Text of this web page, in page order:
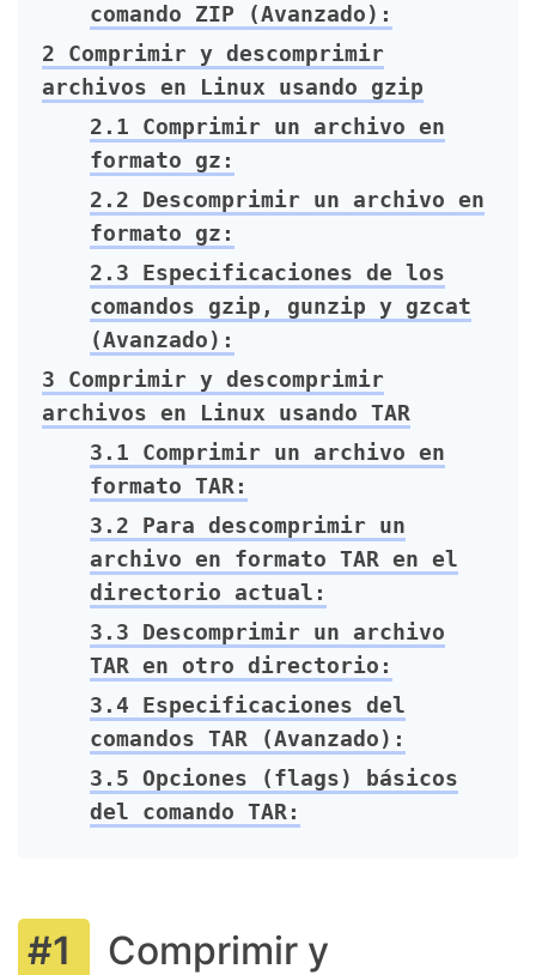
comando ZIP (Avanzado):
2 Comprimir y descomprimir
archivos en Linux usando gzip
2.1 Comprimir un archivo en
formato gz:
2.2 Descomprimir un archivo en
formato gz:
2.3 Especificaciones de los
comandos gzip, gunzip y gzcat
(Avanzado):
3 Comprimir y descomprimir
archivos en Linux usando TAR
3.1 Comprimir un archivo en
formato TAR:
3.2 Para descomprimir un
archivo en formato TAR en el
directorio actual:
3.3 Descomprimir un archivo
TAR en otro directorio:
3.4 Especificaciones del
comandos TAR (Avanzado):
3.5 Opciones (flags) básicos
del comando TAR:
Comprimir y